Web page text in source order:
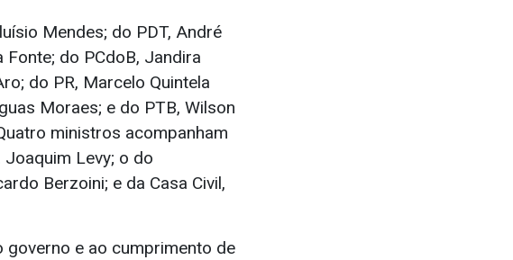
Mendes; do PDT, André
Fonte; do PCdoB, Jandira
do PR, Marcelo Quintela
Moraes; e do PTB, Wilson
ministros acompanham
Levy; o do
Berzoini; e da Casa Civil,
governo e ao cumprimento de